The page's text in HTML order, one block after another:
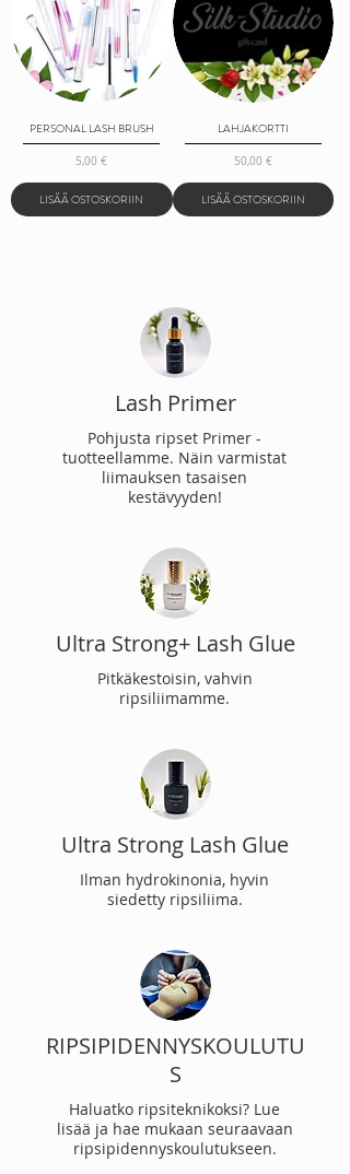
PERSONAL LASH BRUSH
Hinta
5,00 €
LISÄÄ OSTOSKORIIN
LAHJAKORTTI
Hinta
50,00 €
LISÄÄ OSTOSKORIIN
Lash Primer
Pohjusta ripset Primer -
tuotteellamme. Näin varmistat
liimauksen tasaisen
kestävyyden!
Ultra Strong+ Lash Glue
Pitkäkestoisin, vahvin
ripsiliimamme.
Ultra Strong Lash Glue
Ilman hydrokinonia, hyvin
siedetty ripsiliima.
RIPSIPIDENNYSKOULUTU
S
Haluatko ripsiteknikoksi? Lue
lisää ja hae mukaan seuraavaan
ripsipidennyskoulutukseen.